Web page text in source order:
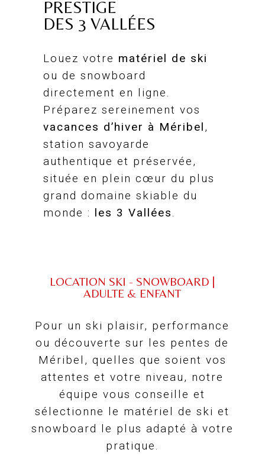
PRESTIGE
DES 3 VALLÉES
Louez votre matériel de ski
ou de snowboard
directement en ligne.
Préparez sereinement vos
vacances d’hiver à Méribel,
station savoyarde
authentique et préservée,
située en plein cœur du plus
grand domaine skiable du
monde : les 3 Vallées.
LOCATION SKI - SNOWBOARD |
ADULTE & ENFANT
Pour un ski plaisir, performance
ou découverte sur les pentes de
Méribel, quelles que soient vos
attentes et votre niveau, notre
équipe vous conseille et
sélectionne le matériel de ski et
snowboard le plus adapté à votre
pratique.